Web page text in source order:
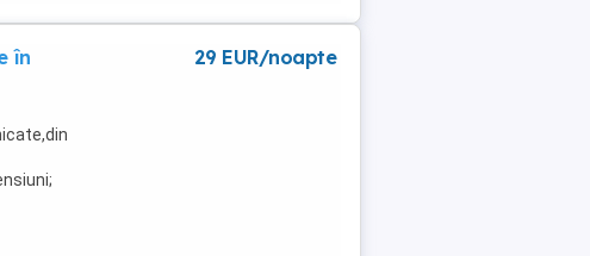
în
...
29 EUR/noapte